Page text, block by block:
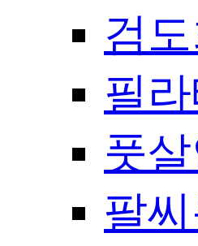
검도
필
풋
팔